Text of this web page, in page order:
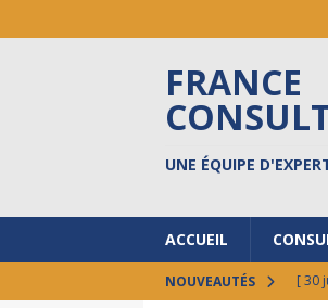
FRANCE
UNE ÉQUIPE
ACCUEIL
NOUVEAUTÉS [ 30